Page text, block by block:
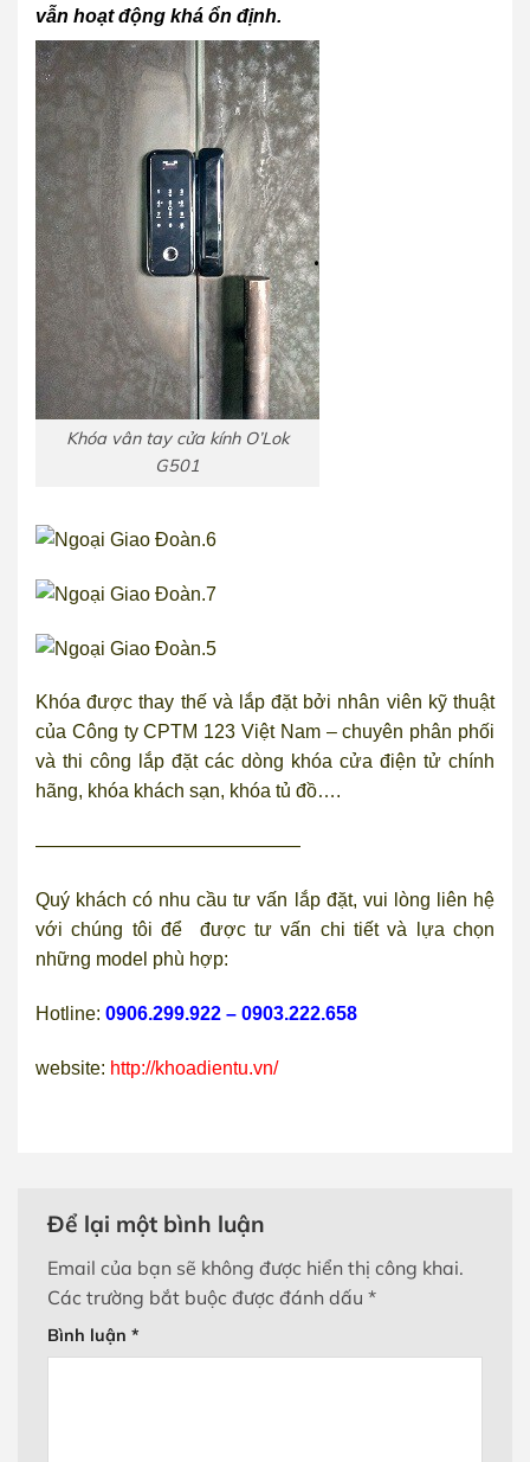
vẫn hoạt động khá ổn định.
Khóa vân tay cửa kính O’Lok
G501
Khóa được thay thế và lắp đặt bởi nhân viên kỹ thuật
của Công ty CPTM 123 Việt Nam – chuyên phân phối
và thi công lắp đặt các dòng khóa cửa điện tử chính
hãng, khóa khách sạn, khóa tủ đồ….
——————————————
Quý khách có nhu cầu tư vấn lắp đặt, vui lòng liên hệ
với chúng tôi để được tư vấn chi tiết và lựa chọn
những model phù hợp:
Hotline: 0906.299.922 – 0903.222.658
website: http://khoadientu.vn/
Để lại một bình luận
Email của bạn sẽ không được hiển thị công khai.
Các trường bắt buộc được đánh dấu *
Bình luận *